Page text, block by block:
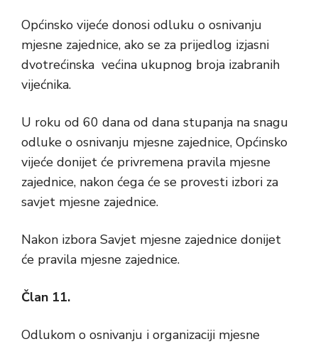
Općinsko vijeće donosi odluku o osnivanju
mjesne zajednice, ako se za prijedlog izjasni
dvotrećinska većina ukupnog broja izabranih
vijećnika.
U roku od 60 dana od dana stupanja na snagu
odluke o osnivanju mjesne zajednice, Općinsko
vijeće donijet će privremena pravila mjesne
zajednice, nakon ćega će se provesti izbori za
savjet mjesne zajednice.
Nakon izbora Savjet mjesne zajednice donijet
će pravila mjesne zajednice.
Član 11.
Odlukom o osnivanju i organizaciji mjesne